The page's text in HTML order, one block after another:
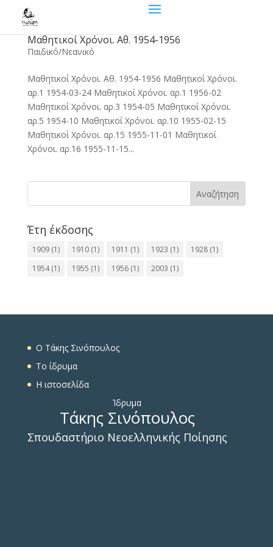
Μαθητικοί Χρόνοι. Αθ. 1954-1956
Παιδικό/Νεανικό
Μαθητικοί Χρόνοι. Αθ. 1954-1956 Μαθητικοί Χρόνοι.
αρ.1 1954-03-24 Μαθητικοί Χρόνοι. αρ.1 1956-02
Μαθητικοί Χρόνοι. αρ.3 1954-05 Μαθητικοί Χρόνοι.
αρ.5 1954-10 Μαθητικοί Χρόνοι. αρ.10 1955-02-15
Μαθητικοί Χρόνοι. αρ.15 1955-11-01 Μαθητικοί
Χρόνοι. αρ.16 1955-11-15...
Αναζήτηση
Έτη έκδοσης
1909(1) 1910(1) 1911 (1) 1923 (1) 1928(1)
1954(1) 1955 (1) 1956(1) 2003 (1)
O Τάκης Σινόπουλος
To ίδρυμα
Η ιστοσελίδα
Ίδρυμα
Τάκης Σινόπουλος
Σπουδαστήριο Νεοελληνικής Ποίησης